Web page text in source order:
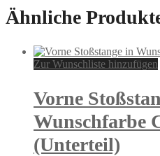
Ähnliche
Zur Wunschliste hinzufügen
Vorne
Wunschfarbe
(Unterteil)